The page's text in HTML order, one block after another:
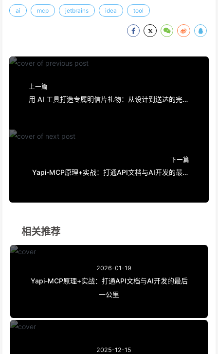
ai mcp jetbrains idea tool
上一篇
用 AI 工具打造专属明信片礼物：从设计到送达的完整
下一篇
Yapi-MCP原理+实战：打通API文档与AI开发的最后
相关推荐
2026-01-19
Yapi-MCP原理+实战：打通API文档与AI开发的最后
一公里
2025-12-15